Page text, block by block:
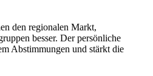
den regionalen Markt,
besser. Der persönliche
Abstimmungen und stärkt die